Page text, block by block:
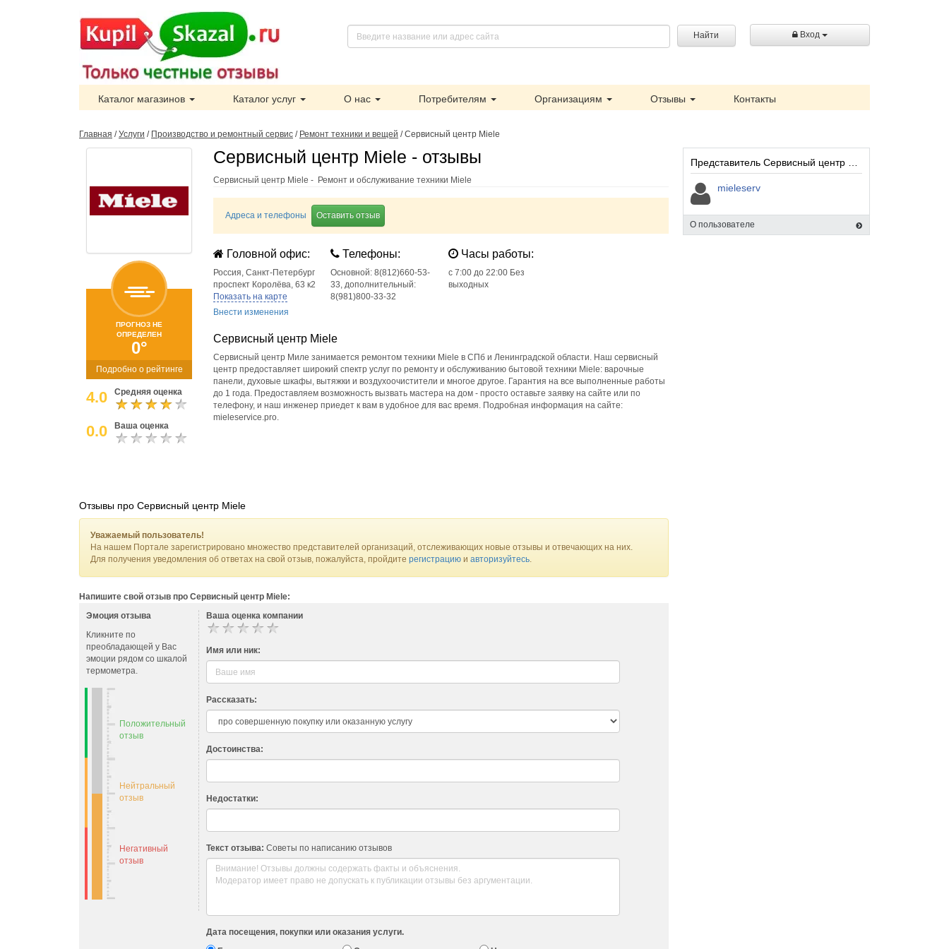
Найти Вход
Каталог магазинов Каталог услуг О нас Потребителям Организациям Отзывы Контакты
Главная /Услуги / Производство и ремонтный сервис / Ремонт техники и вещей /Сервисный центр Miele
ПРОГНОЗ НЕ
ОПРЕДЕЛЕН
0°
Подробно о рейтинге
4.0 Средняя оценка
0.0 Ваша оценка
Сервисный центр Miele - отзывы
Сервисный центр Miele - Ремонт и обслуживание техники Miele
Адреса и телефоны Оставить отзыв
Головной офис:
Россия, Санкт-Петербург
проспект Королёва, 63 к2
Показать на карте
Внести изменения
Телефоны:
Основной: 8(812)660-53-
33, дополнительный:
8(981)800-33-32
Часы работы:
с 7:00 до 22:00 Без
выходных
Сервисный центр Miele
Сервисный центр Миле занимается ремонтом техники Miele в СПб и Ленинградской области. Наш сервисный
центр предоставляет широкий спектр услуг по ремонту и обслуживанию бытовой техники Miele: варочные
панели, духовые шкафы, вытяжки и воздухоочистители и многое другое. Гарантия на все выполненные работы
до 1 года. Предоставляем возможность вызвать мастера на дом - просто оставьте заявку на сайте или по
телефону, и наш инженер приедет к вам в удобное для вас время. Подробная информация на сайте:
mieleservice.pro.
mieleserv
О пользователе
Отзывы про Сервисный центр Miele
Уважаемый пользователь!
На нашем Портале зарегистрировано множество представителей организаций, отслеживающих новые отзывы и отвечающих на них.
Для получения уведомления об ответах на свой отзыв, пожалуйста, пройдите регистрацию и авторизуйтесь.
Напишите свой отзыв про Сервисный центр Miele:
Эмоция отзыва
Кликните по
преобладающей у Вас
эмоции рядом со шкалой
термометра.
Положительный
отзыв
Нейтральный
отзыв
Негативный
отзыв
Ваша оценка компании
Имя или ник:
Рассказать:
Достоинства:
Недостатки:
Текст отзыва: Советы по написанию отзывов
Дата посещения, покупки или оказания услуги.